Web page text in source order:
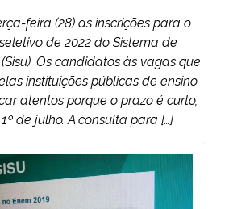
feira (28) as inscrições para o
de 2022 do Sistema de
Os candidatos às vagas que
instituições públicas de ensino
atentos porque o prazo é curto,
de julho. A consulta para […]